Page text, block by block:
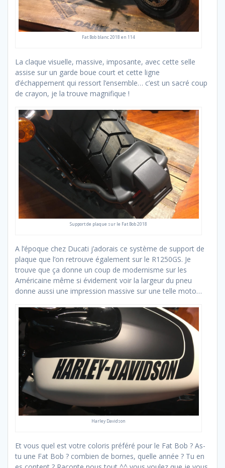
Fat Bob blanc 2018 en 114
La claque visuelle, massive, imposante, avec cette selle
assise sur un garde boue court et cette ligne
d’échappement qui ressort l’ensemble… c’est un sacré coup
de crayon, je la trouve magnifique !
Support de plaque sur le Fat Bob 2018
A l’époque chez Ducati j’adorais ce système de support de
plaque que l’on retrouve également sur le R1250GS. Je
trouve que ça donne un coup de modernisme sur les
Américaine même si évidement voir la largeur du pneu
donne aussi une impression massive sur une telle moto…
Harley Davidson
Et vous quel est votre coloris préféré pour le Fat Bob ? As-
tu une Fat Bob ? combien de bornes, quelle année ? Tu en